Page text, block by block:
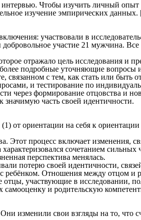
интервью. Чтобы изучить личный
изучение эмпирических данных.
участвовали в
участие 21 мужчина.
отражало цель исследования и
подробные уточняющие вопросы
связанном с тем, как стать или быть
и тестирование по
через формирование отцовства и
значимую часть своей идентичности.
от ориентации на себя к
Этот процесс включает изменения,
сочетанием сильных
перспектива менялась.
потерю своей идентичности,
ребёнком. Отношения между отцом и
участвующие в исследовании,
и родительскую
изменили свои взгляды на то, что